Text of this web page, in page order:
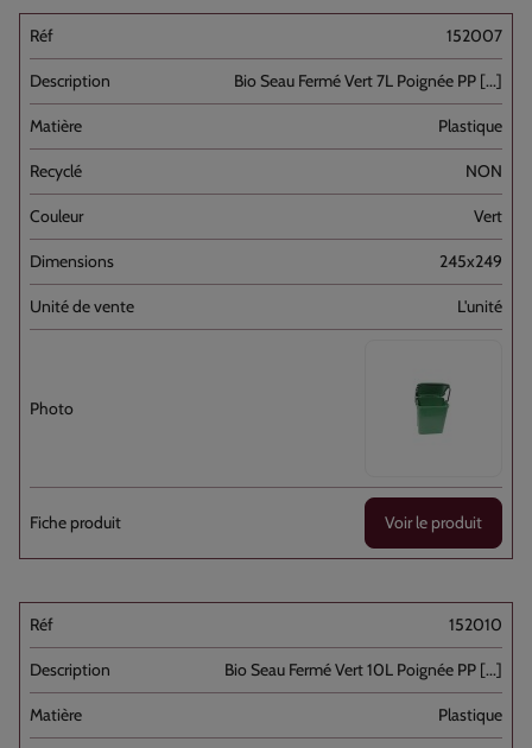
152007
Bio Seau Fermé Vert 7L Poignée PP [...]
Plastique
NON
Vert
245x249
L'unité
Voir le produit
152010
Bio Seau Fermé Vert 10L Poignée PP [...]
Plastique